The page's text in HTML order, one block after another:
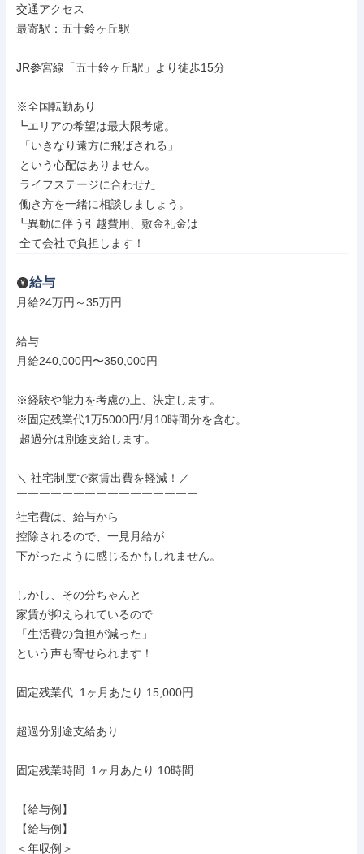
交通アクセス
最寄駅：五十鈴ヶ丘駅
JR参宮線「五十鈴ヶ丘駅」より徒歩15分
※全国転勤あり
┗エリアの希望は最大限考慮。
┗異動に伴う引越費用、敷金礼金は
全て会社で負担します！
給与
月給24万円～35万円
給与
月給240,000円〜350,000円
※経験や能力を考慮の上、決定します。
※固定残業代1万5000円/月10時間分を含む。
＼ 社宅制度で家賃出費を軽減！／
￣￣￣￣￣￣￣￣￣￣￣￣￣￣￣￣
社宅費は、給与から
控除されるので、一見月給が
下がったように感じるかもしれません。
しかし、その分ちゃんと
家賃が抑えられているので
「生活費の負担が減った」
という声も寄せられます！
固定残業代: 1ヶ月あたり 15,000円
超過分別途支給あり
固定残業時間: 1ヶ月あたり 10時間
【給与例】
【給与例】
＜年収例＞